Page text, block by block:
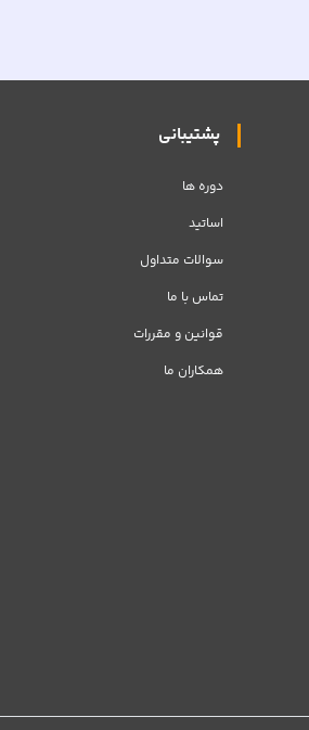
پشتیبانی
دوره ها
اساتید
سوالات متداول
تماس با ما
قوانین و مقررات
همکاران ما